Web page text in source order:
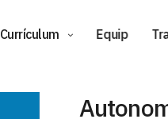
Currículum Equip